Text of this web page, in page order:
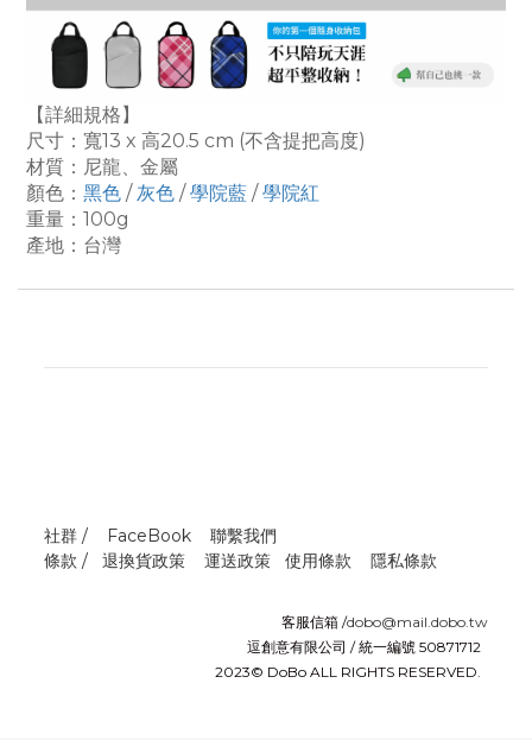
【詳細規格】
尺寸：寬13 x 高20.5 cm (不含提把高度)
材質：尼龍、金屬
顏色： 黑色 / 灰色 /學院藍 /學院紅
重量：100g
產地：台灣
社群 / FaceBook
聯繫我們
條款 / 退換貨政策 運送政策 使用條款 隱私條款
客服信箱 /dobo@mail.dobo.tw
逗創意有限公司 / 統一編號 50871712
2023© DoBo ALL RIGHTS RESERVED.